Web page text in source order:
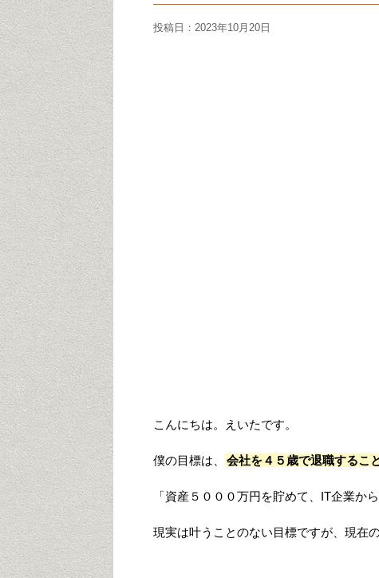
投稿日： 2023年10月20日
こんにちは。えいたです。
僕の目標は、 会社を４５歳で退職するこ
「資産５０００万円を貯めて、IT企業か
現実は叶うことのない目標ですが、現在